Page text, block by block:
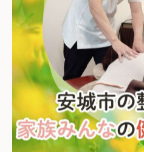
足裏 ストレ
ドライヘッドス
長時間に及ぶデスクワークや
運動不足などが原因で肩周辺
化するケースがよくありま